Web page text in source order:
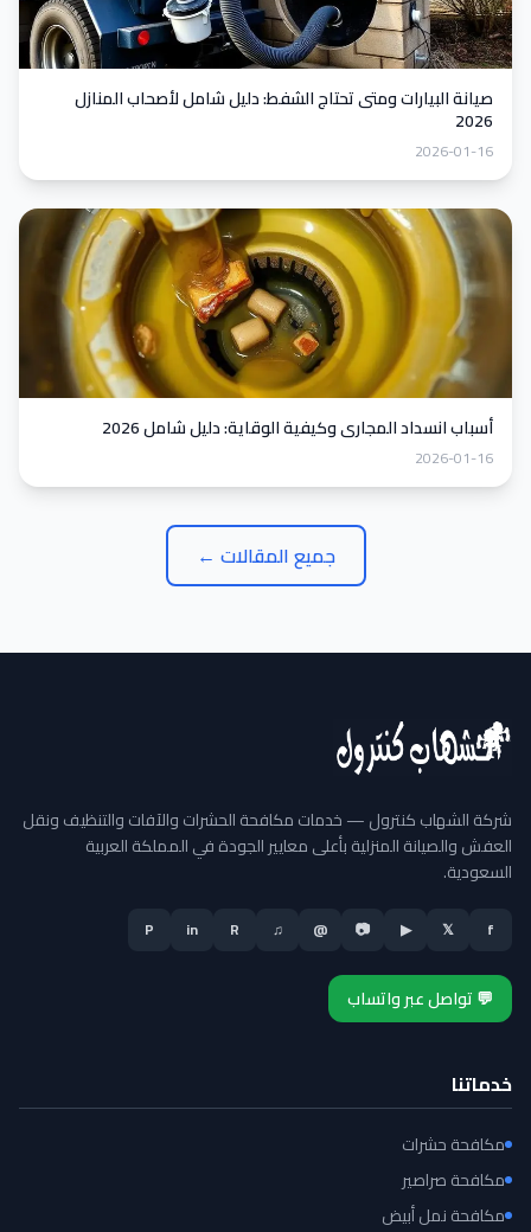
صيانة البيارات ومتى تحتاج الشفط: دليل شامل لأصحاب المنازل
2026
2026-01-16
أسباب انسداد المجاري وكيفية الوقاية: دليل شامل 2026
2026-01-16
جميع المقالات ←
شركة الشهاب كنترول — خدمات مكافحة الحشرات والآفات والتنظيف ونقل
العفش والصيانة المنزلية بأعلى معايير الجودة في المملكة العربية
السعودية.
f
𝕏
▶
📷
@
♫
R
in
P
💬 تواصل عبر واتساب
خدماتنا
مكافحة حشرات
مكافحة صراصير
مكافحة نمل أبيض